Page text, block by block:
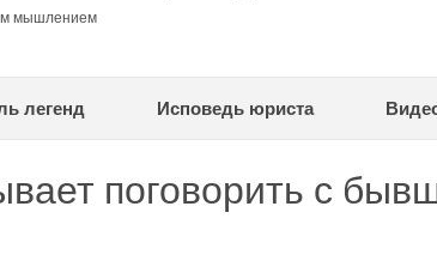
мышлением
легенд Исповедь юриста
поговорить с